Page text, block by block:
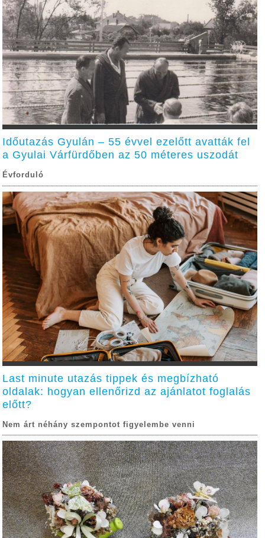
Időutazás Gyulán – 55 évvel ezelőtt avatták fel
a Gyulai Várfürdőben az 50 méteres uszodát
Évforduló
Last minute utazás tippek és megbízható
oldalak: hogyan ellenőrizd az ajánlatot foglalás
előtt?
Nem árt néhány szempontot figyelembe venni